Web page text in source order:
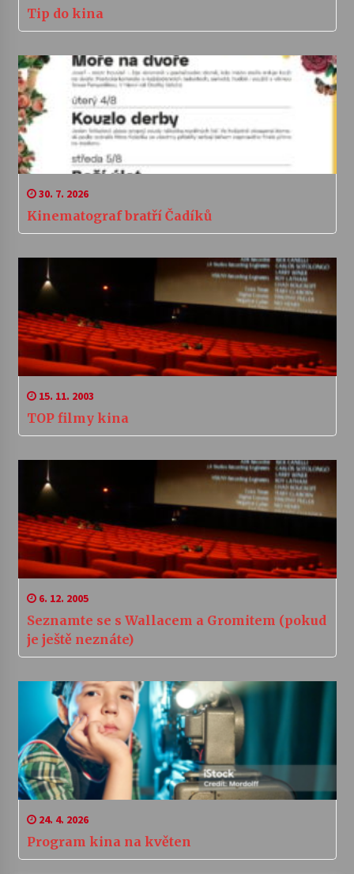
Tip do kina
30. 7. 2026
Kinematograf bratří Čadíků
15. 11. 2003
TOP filmy kina
6. 12. 2005
Seznamte se s Wallacem a Gromitem (pokud
je ještě neznáte)
24. 4. 2026
Program kina na květen